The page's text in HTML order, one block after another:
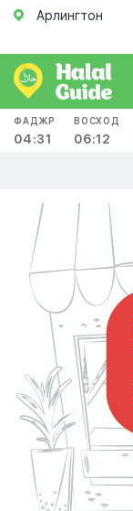
Арлингтон
ФАДЖР
04:31
ВОСХОД
06:12